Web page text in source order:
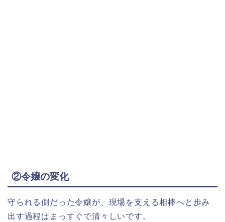
②令嬢の変化
守られる側だった令嬢が、現場を支える相棒へと歩み
出す過程はまっすぐで清々しいです。